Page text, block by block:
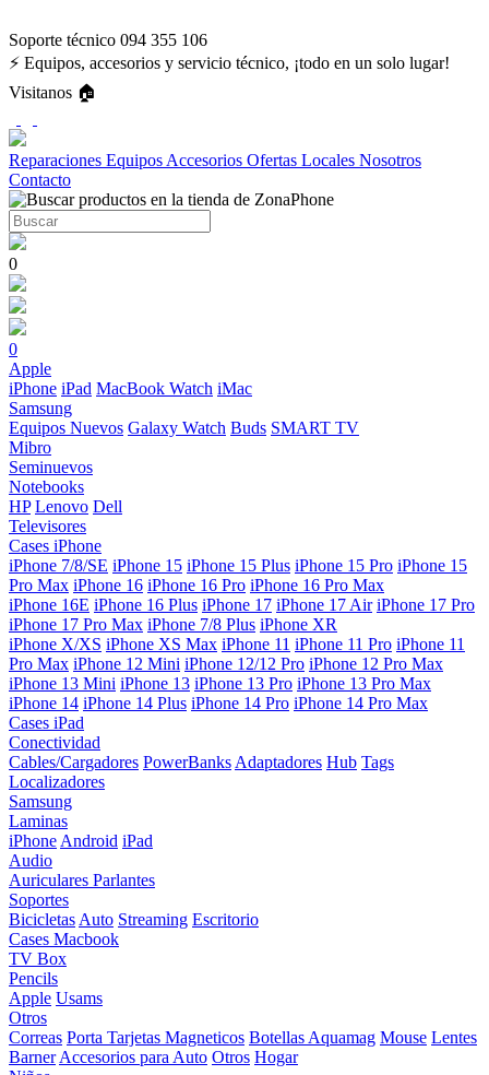
Soporte técnico 094 355 106
⚡ Equipos, accesorios y servicio técnico, ¡todo en un solo lugar!
Visitanos 🏠
Reparaciones Equipos Accesorios Ofertas Locales Nosotros
Contacto
0
0
Apple
iPhone iPad MacBook Watch iMac
Samsung
Equipos Nuevos Galaxy Watch Buds SMART TV
Mibro
Seminuevos
Notebooks
HP Lenovo Dell
Televisores
Cases iPhone
iPhone 7/8/SE iPhone 15 iPhone 15 Plus iPhone 15 Pro iPhone 15
Pro Max iPhone 16 iPhone 16 Pro iPhone 16 Pro Max
iPhone 16E iPhone 16 Plus iPhone 17 iPhone 17 Air iPhone 17 Pro
iPhone 17 Pro Max iPhone 7/8 Plus iPhone XR
iPhone X/XS iPhone XS Max iPhone 11 iPhone 11 Pro iPhone 11
Pro Max iPhone 12 Mini iPhone 12/12 Pro iPhone 12 Pro Max
iPhone 13 Mini iPhone 13 iPhone 13 Pro iPhone 13 Pro Max
iPhone 14 iPhone 14 Plus iPhone 14 Pro iPhone 14 Pro Max
Cases iPad
Conectividad
Cables/Cargadores PowerBanks Adaptadores Hub Tags
Localizadores
Samsung
Laminas
iPhone Android iPad
Audio
Auriculares Parlantes
Soportes
Bicicletas Auto Streaming Escritorio
Cases Macbook
TV Box
Pencils
Apple Usams
Otros
Correas Porta Tarjetas Magneticos Botellas Aquamag Mouse Lentes
Barner Accesorios para Auto Otros Hogar